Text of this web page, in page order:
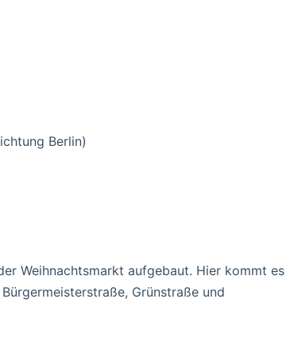
Berlin)
Weihnachtsmarkt aufgebaut. Hier kommt es
Grünstraße und